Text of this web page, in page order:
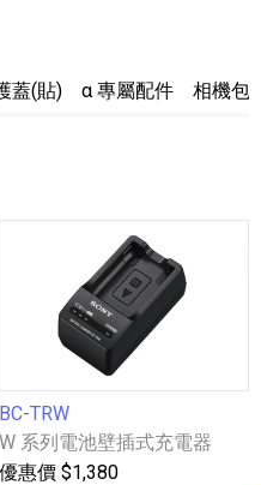
蓋(貼) α 專屬配件 相機包
BC-TRW
W 系列電池壁插式充電器
優惠價 $1,380